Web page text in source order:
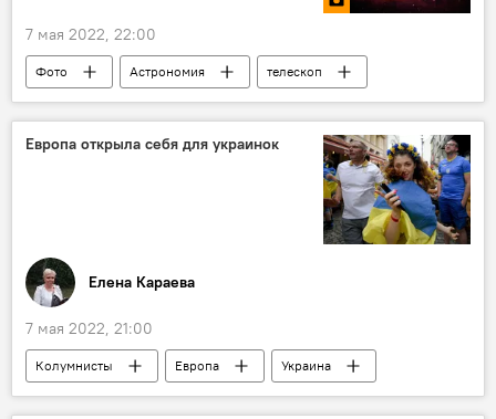
7 мая 2022, 22:00
Фото Астрономия телескоп
Европа открыла себя для украинок
Елена Караева
7 мая 2022, 21:00
Колумнисты Европа Украина